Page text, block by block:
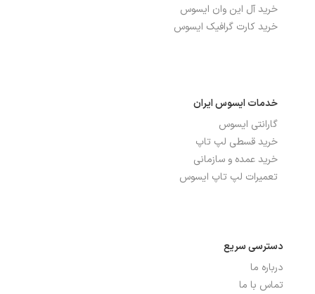
تعداد پورت USB 3.2 3
پورت USB TYPE-C
پورت شبکه ETHERNET
نوع باتری
خرید آل این وان ایسوس
خرید کارت گرافیک ایسوس
خدمات ایسوس ایران
گارانتی ایسوس
خرید قسطی لپ تاپ
خرید عمده و سازمانی
تعمیرات لپ تاپ ایسوس
دسترسی سریع
درباره ما
تماس با ما